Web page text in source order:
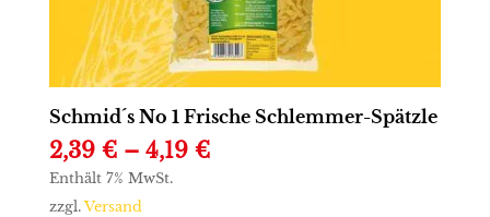
Schmid´s No 1 Frische Schlemmer-Spätzle
2,39 € – 4,19 €Preisspanne:
Enthält 7% MwSt.
zzgl.Versand